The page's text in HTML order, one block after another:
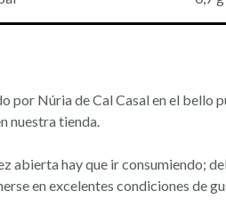
por Núria de Cal Casal en el bello
nuestra tienda.
abierta hay que ir consumiendo;
en excelentes condiciones de